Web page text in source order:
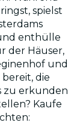
spielst
enthülle
der Häuser,
und
die
zu erkunden
Kaufe